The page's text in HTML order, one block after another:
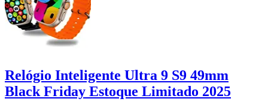
Relógio Inteligente Ultra 9 S9 49mm
Black Friday Estoque Limitado 2025